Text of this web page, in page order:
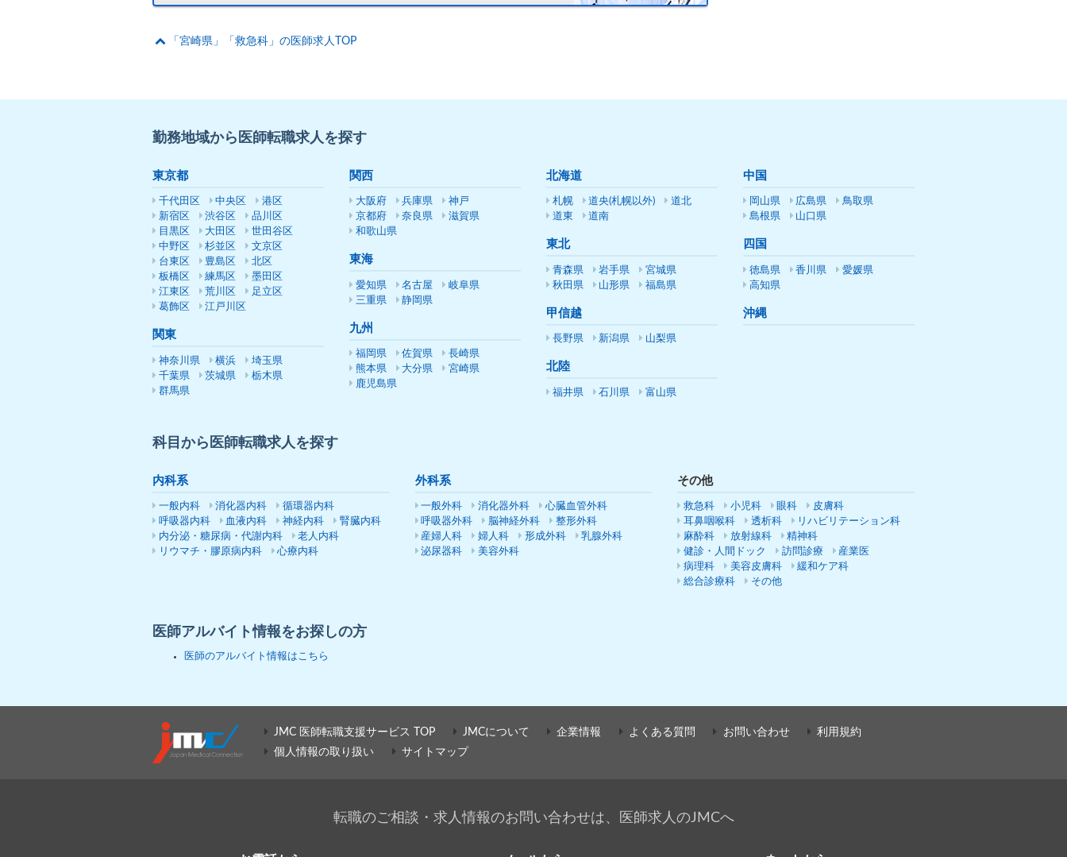
「宮崎県」「救急科」の医師求人TOP
勤務地域から医師転職求人を探す
東京都
千代田区 中央区
港区
新宿区
渋谷区
品川区
目黒区
大田区
世田谷区
中野区
杉並区
文京区
台東区
豊島区
北区
板橋区
練馬区
墨田区
江東区
荒川区
足立区
葛飾区
江戸川区
関東
神奈川県 横浜
埼玉県
千葉県
茨城県
栃木県
群馬県
関西
大阪府 兵庫県
神戸
京都府
奈良県
滋賀県
和歌山県
東海
愛知県 名古屋
岐阜県
三重県
静岡県
九州
福岡県 佐賀県
長崎県
熊本県
大分県
宮崎県
鹿児島県
北海道
札幌 道央(札幌以外)
道北
道東
道南
東北
青森県 岩手県
宮城県
秋田県
山形県 福島県
甲信越
長野県 新潟県 山梨県
北陸
福井県 石川県 富山県
中国
岡山県 広島県
鳥取県
島根県
山口県
四国
徳島県 香川県
愛媛県
高知県
沖縄
科目から医師転職求人を探す
内科系
一般内科 消化器内科
循環器内科
呼吸器内科
血液内科 神経内科
腎臓内科
内分泌・糖尿病・代謝内科
老人内科
リウマチ・膠原病内科
心療内科
外科系
一般外科 消化器外科
心臓血管外科
呼吸器外科
脳神経外科
整形外科
産婦人科
婦人科 形成外科
乳腺外科
泌尿器科
美容外科
その他
救急科 小児科 眼科
皮膚科
耳鼻咽喉科
透析科
リハビリテーション科
麻酔科
放射線科
精神科
健診・人間ドック
訪問診療
産業医
病理科
美容皮膚科
緩和ケア科
総合診療科
その他
医師アルバイト情報をお探しの方
医師のアルバイト情報はこちら
JMC 医師転職支援サービス TOP JMCについて 企業情報 よくある質問 お問い合わせ
利用規約
個人情報の取り扱い
サイトマップ
転職のご相談・求人情報のお問い合わせは、医師求人のJMCへ